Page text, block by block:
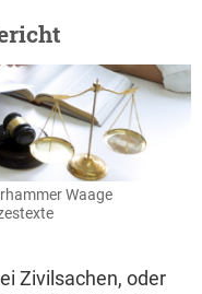
Waage
Zivilsachen, oder